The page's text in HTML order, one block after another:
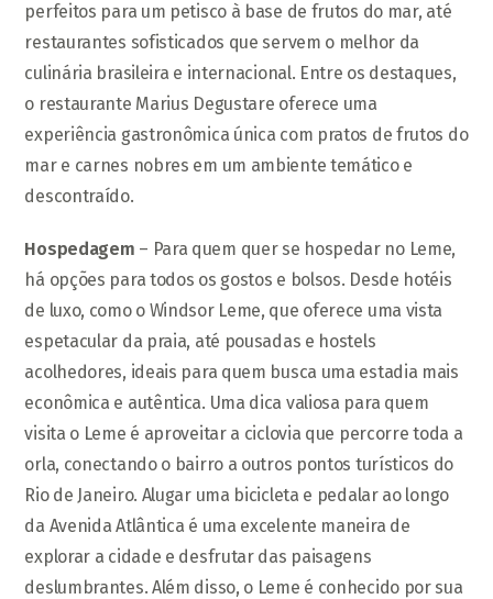
perfeitos para um petisco à base de frutos do mar, até
restaurantes sofisticados que servem o melhor da
culinária brasileira e internacional. Entre os destaques,
o restaurante Marius Degustare oferece uma
experiência gastronômica única com pratos de frutos do
mar e carnes nobres em um ambiente temático e
descontraído.
Hospedagem – Para quem quer se hospedar no Leme,
há opções para todos os gostos e bolsos. Desde hotéis
de luxo, como o Windsor Leme, que oferece uma vista
espetacular da praia, até pousadas e hostels
acolhedores, ideais para quem busca uma estadia mais
econômica e autêntica. Uma dica valiosa para quem
visita o Leme é aproveitar a ciclovia que percorre toda a
orla, conectando o bairro a outros pontos turísticos do
Rio de Janeiro. Alugar uma bicicleta e pedalar ao longo
da Avenida Atlântica é uma excelente maneira de
explorar a cidade e desfrutar das paisagens
deslumbrantes. Além disso, o Leme é conhecido por sua